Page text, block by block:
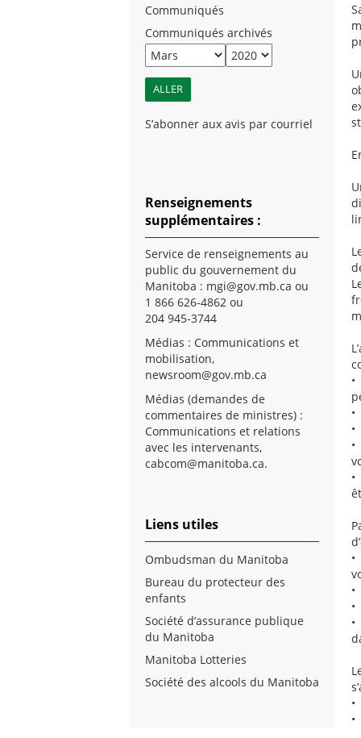
Communiqués
Communiqués archivés
S’abonner aux avis par courriel
Renseignements
supplémentaires :
Service de renseignements au
public du gouvernement du
Manitoba : mgi@gov.mb.ca ou
1 866 626-4862 ou
204 945-3744
Médias : Communications et
mobilisation,
newsroom@gov.mb.ca
Médias (demandes de
commentaires de ministres) :
Communications et relations
avec les intervenants,
cabcom@manitoba.ca.
Liens utiles
Ombudsman du Manitoba
Bureau du protecteur des
enfants
Société d’assurance publique
du Manitoba
Manitoba Lotteries
Société des alcools du Manitoba